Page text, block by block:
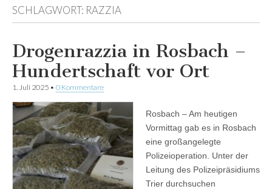
SCHLAGWORT: RAZZIA
Drogenrazzia in Rosbach –
Hundertschaft vor Ort
1. Juli 2025 • 0 Kommentare
Rosbach – Am heutigen
Vormittag gab es in Rosbach
eine großangelegte
Polizeioperation. Unter der
Leitung des Polizeipräsidiums
Trier durchsuchen